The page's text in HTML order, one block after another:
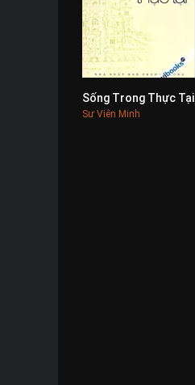
0
Sống Trong Thực Tại
Sư Viên Minh